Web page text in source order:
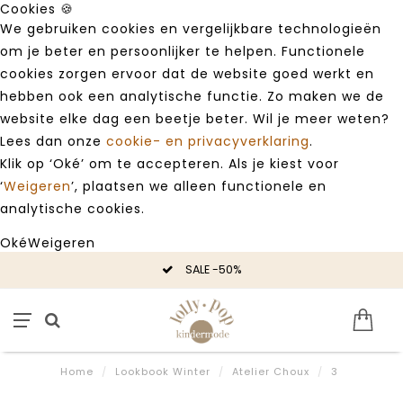
Cookies 🍪
We gebruiken cookies en vergelijkbare technologieën
om je beter en persoonlijker te helpen. Functionele
cookies zorgen ervoor dat de website goed werkt en
hebben ook een analytische functie. Zo maken we de
website elke dag een beetje beter. Wil je meer weten?
Lees dan onze cookie- en privacyverklaring.
Klik op ‘Oké’ om te accepteren. Als je kiest voor
‘Weigeren’, plaatsen we alleen functionele en
analytische cookies.
OkéWeigeren
SALE -50%
Home / Lookbook Winter / Atelier Choux / 3